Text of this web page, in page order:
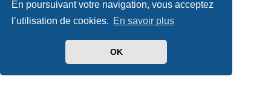
En poursuivant votre navigation, vous acceptez
l’utilisation de cookies. En savoir plus
OK